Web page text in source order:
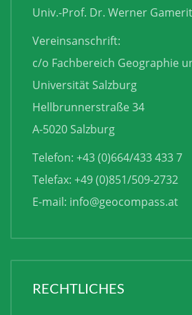
Univ.-Prof. Dr. Werner
Vereinsanschrift:
c/o Fachbereich Geographie
Universität Salzburg
Hellbrunnerstraße 34
A-5020 Salzburg
Telefon: +43 (0)664/433 433 7
Telefax: +49 (0)851/509-2732
E-mail: info@geocompass.at
RECHTLICHES